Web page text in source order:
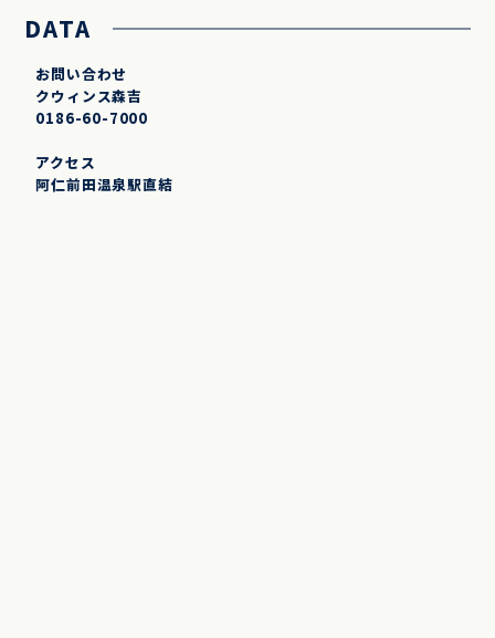
DATA
お問い合わせ
クウィンス森吉
0186-60-7000
アクセス
阿仁前田温泉駅直結